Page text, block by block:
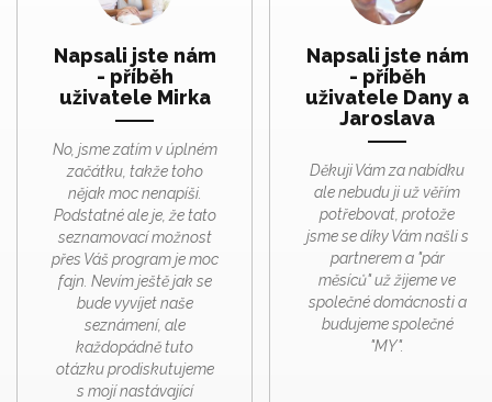
Napsali jste nám
- příběh
uživatele Mirka
No, jsme zatím v úplném
začátku, takže toho
nějak moc nenapíši.
Podstatné ale je, že tato
seznamovací možnost
přes Váš program je moc
fajn. Nevím ještě jak se
bude vyvíjet naše
seznámení, ale
každopádně tuto
otázku prodiskutujeme
s mojí nastávající
Napsali jste nám
- příběh
uživatele Dany a
Jaroslava
Děkuji Vám za nabídku
ale nebudu ji už věřím
potřebovat, protože
jsme se díky Vám našli s
partnerem a "pár
měsíců" už žijeme ve
společné domácnosti a
budujeme společné
"MY".